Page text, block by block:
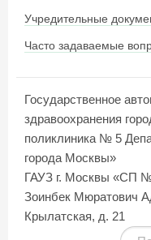
Учредительные
Часто задаваемые
Государственное
здравоохранения
поликлиника № 5
города Москвы»
ГАУЗ г. Москвы «СП
Зоинбек Мюратович
Крылатская, д. 21